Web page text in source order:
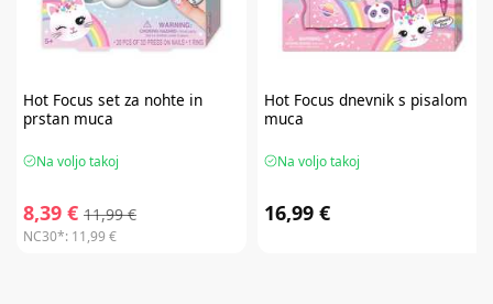
Hot Focus set za nohte in
prstan muca
Na voljo takoj
8,39 € 11,99 €
NC30*: 11,99 €
Hot Focus dnevnik s pisalom
muca
Na voljo takoj
16,99 €